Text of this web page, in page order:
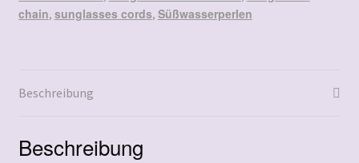
chain, sunglasses cords, Süßwasserperlen
Beschreibung
Beschreibung